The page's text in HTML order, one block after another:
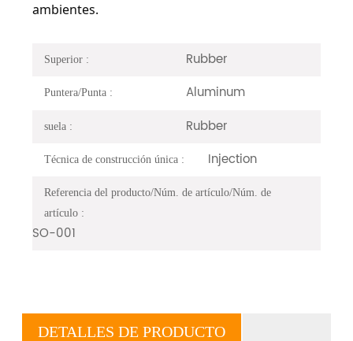
ambientes.
Superior : Rubber
Puntera/Punta : Aluminum
suela : Rubber
Técnica de construcción única : Injection
Referencia del producto/Núm. de artículo/Núm. de
artículo :
SO-001
DETALLES DE PRODUCTO